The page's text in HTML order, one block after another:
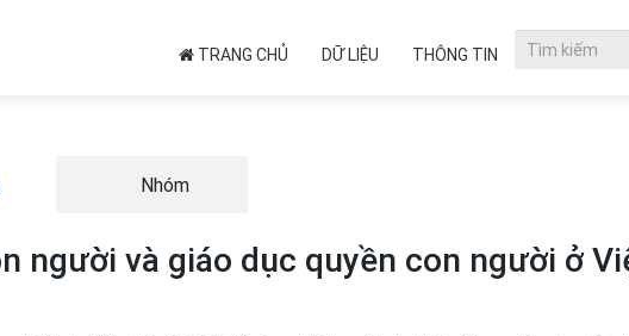
TRANG CHỦ DỮ LIỆU THÔNG TIN
Nhóm
người và giáo dục quyền con người ở